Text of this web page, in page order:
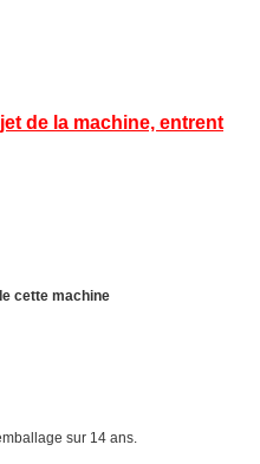
de la machine, entrent
cette machine
sur 14 ans.